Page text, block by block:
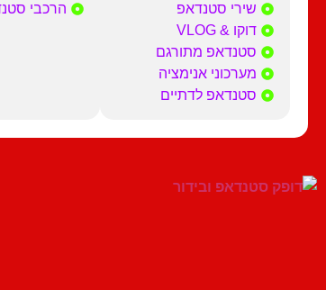
שירי סטנדאפ
דוקו & VLOG
סטנדאפ מתורגם
מערכוני אנימציה
סטנדאפ לדתיים
הרכבי